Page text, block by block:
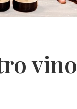
vino